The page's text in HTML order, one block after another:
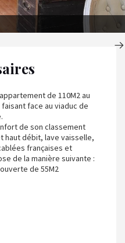
de 110M2 au
face au viaduc de
de son classement
haut débit, lave vaisselle,
françaises et
de la manière suivante :
de 55M2